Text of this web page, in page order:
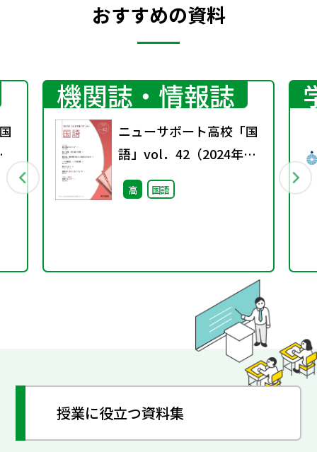
おすすめの資料
機関誌・情報誌
ニューサポート高校「国
語」vol．42（2024年秋
号）
高 国語
授業に役立つ資料集